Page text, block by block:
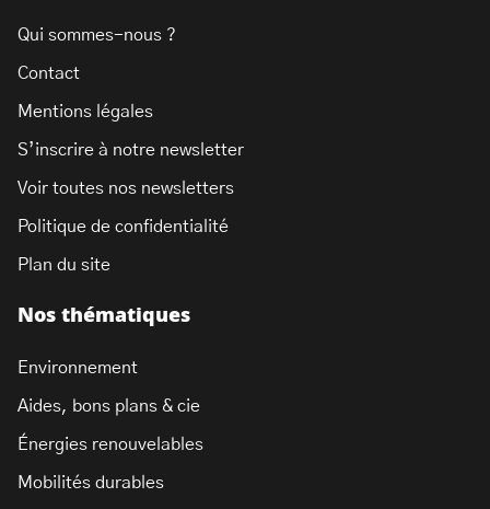
Nos thématiques
Environnement
Aides, bons plans & cie
Énergies renouvelables
Mobilités durables
Qui sommes-nous ?
Contact
Mentions légales
S’inscrire à notre newsletter
Voir toutes nos newsletters
Politique de confidentialité
Plan du site